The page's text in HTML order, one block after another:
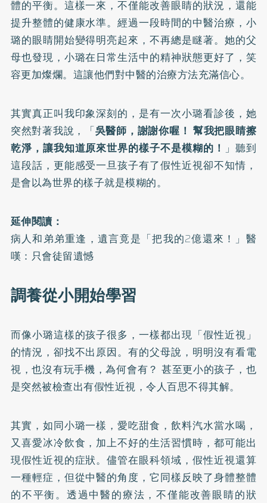
體的平衡。這樣一來，不僅能改善眼睛的狀況，還能
提升整體的健康水準。經過一段時間的中醫治療，小
璐的眼睛開始變得明亮起來，不再總是瞇著。她的父
母也發現，小璐在日常生活中的精神狀態更好了，笑
容更加燦爛。這讓他們對中醫的治療方法充滿信心。
其實真正叫我印象深刻的，是有一次小璐看診後，她
突然對著我說，「吳醫師，謝謝你喔！ 幫我把眼睛擦
乾淨，讓我知道原來世界的樣子不是模糊的！ 」聽到
這段話，更能感受一旦孩子有了假性近視卻不知情，
是會以為世界的樣子就是模糊的。
延伸閱讀：
病人和弟弟重逢，遺言竟是「把我的2億還來！」醫
嘆：只會徒留遺憾
調養從小開始學習
而像小璐這樣的孩子很多，一樣都出現「假性近視」
的情況，卻找不出原因。有的父母說，明明沒有看電
視，也沒有玩手機，為何會有？ 甚至更小的孩子，也
是突然被檢查出有假性近視，令人百思不得其解。
其實，如同小璐一樣，愛吃甜食，飲料汽水當水喝，
又喜愛冰冷飲食，加上不好的生活習慣時，都可能出
現假性近視的症狀。儘管在眼科領域，假性近視還算
一種輕症，但從中醫的角度，它同樣反映了身體整體
的不平衡。透過中醫的療法，不僅能改善眼睛的狀